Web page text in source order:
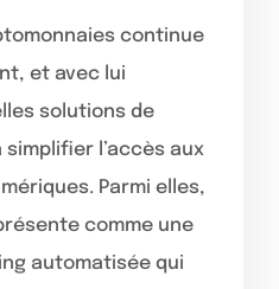
continue
et avec lui
solutions de
l’accès aux
Parmi elles,
comme une
automatisée qui